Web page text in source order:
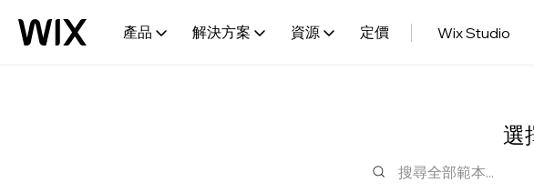
產品 解決方案 資源 定價 Wix Studio
選